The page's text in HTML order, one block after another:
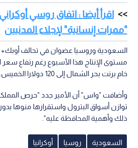
اقرأ أيضا : اتفاق روسي
"ممرات إنسانية" لإجلاء المدنيين
السعودية وروسيا عضوان في تحالف أوبك+
مستوى الإنتاج هذا الأسبوع رغم رتفاع
خام برنت بحر الشمال إلى 120 دولارا الخميس.
وأضافت "واس" أن الأمير جدد "حرص
توازن أسواق البترول واستقرارها منوها
ذلك وأهمية المحافظة عليه".
السعودية روسيا أوكرانيا